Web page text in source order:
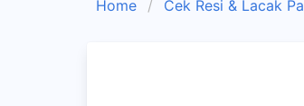
Home Cek Resi & Lacak